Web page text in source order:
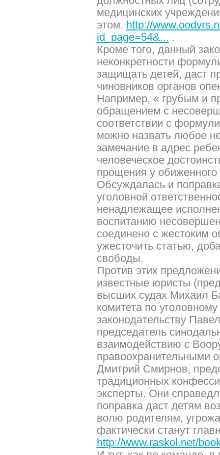
медицинских
этом. http://
id_page=54&... .
Кроме того, данный
неконкретности
защищать детей, даст
чиновников органов
Например, « грубым и
обращением с
соответствии с
можно назвать любое
замечание в адрес
человеческое
прощения у обиженного
Обсуждалась и
уголовной
ненадлежащее
воспитанию
соединено с жестоким
ужесточить статью,
свободы.
Против этих
известные юристы
высших судах Михаил
комитета по
законодательству
председатель
взаимодействию с
правоохранительными
Дмитрий Смирнов,
традиционных
эксперты. Они
поправка даст детям
волю родителям,
фактически станут
http://www.raskol.net/